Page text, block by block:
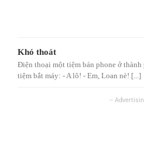
Khó thoát
Điện thoại một tiệm bán phone ở
tiệm bắt máy: - A lô! - Em, Loan nè! [...]